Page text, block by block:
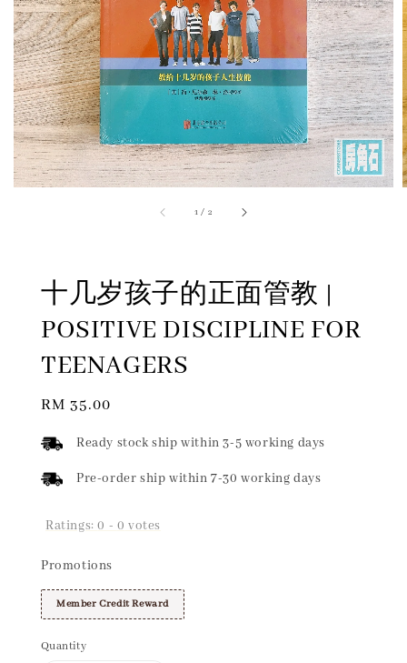
1 / 2
十几岁孩子的正面管教 |
POSITIVE DISCIPLINE FOR
TEENAGERS
Regular
RM 35.00
Ready stock ship within 3-5 working days
Pre-order ship within 7-30 working days
Ratings:0 - 0 votes
Promotions
Member Credit Reward
Quantity